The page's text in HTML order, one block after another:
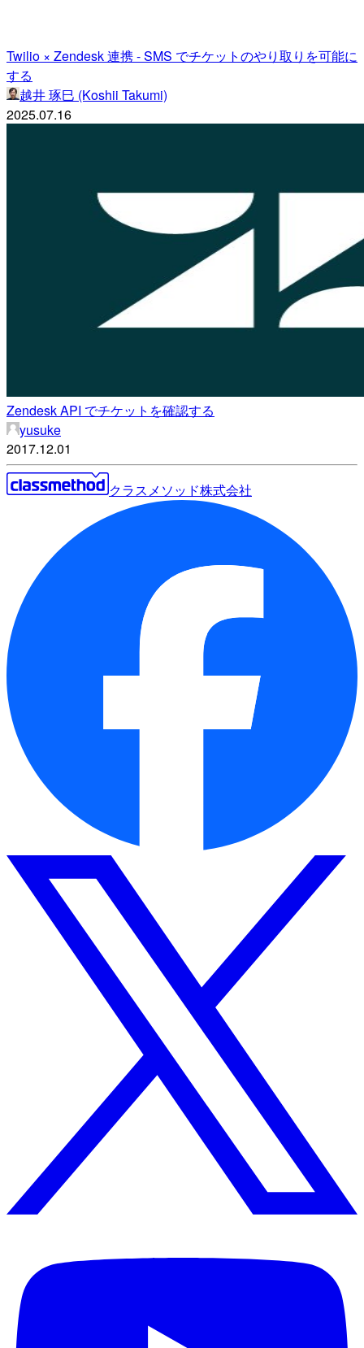
Twilio × Zendesk 連携 - SMS でチケットのやり取りを可能に
する
越井 琢巳 (Koshii Takumi)
2025.07.16
Zendesk API でチケットを確認する
yusuke
2017.12.01
クラスメソッド株式会社